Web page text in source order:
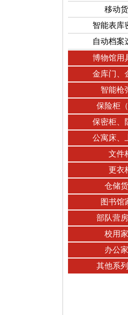
移动
智能表库
自动档案
博物馆用
金库门、
智能枪
保险柜（
保密柜、
公寓床、
文件
更衣
仓储
图书馆
部队营
校用
办公
其他系